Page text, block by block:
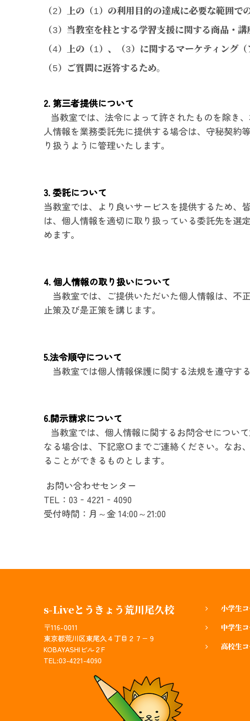
（2）上の（1）の利用目的の達成に必要な範囲で
（3）当教室を柱とする学習支援に関する商品・
（4）上の（1）、（3）に関するマーケティング
（5）ご質問に返答するため。
2. 第三者提供について
当教室では、法令によって許されたものを除き
人情報を業務委託先に提供する場合は、守秘契約
り扱うように管理いたします。
3. 委託について
当教室では、より良いサービスを提供するため、
は、個人情報を適切に取り扱っている委託先を選
めます。
4. 個人情報の取り扱いについて
当教室では、ご提供いただいた個人情報は、不
止策及び是正策を講じます。
5.法令順守について
当教室では個人情報保護に関する法規を遵守す
6.開示請求について
当教室では、個人情報に関するお問合せについ
なる場合は、下記窓口までご連絡ください。なお
ることができるものとします。
お問い合わせセンター
TEL：03‐4221‐4090
受付時間：月～金 14:00～21:00
s-Liveとうきょう荒川尾久校
〒116-0011
東京都荒川区東尾久４丁目２７−９
KOBAYASHIビル２F
TEL:03-4221-4090
小学生
中学生
高校生